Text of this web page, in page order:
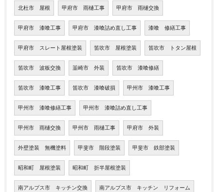
北杜市 屋根 甲府市 雨樋工事 甲府市 雨樋交換
甲府市 漆喰工事 甲府市 漆喰詰め直し工事 漆喰 修繕工事
甲府市 スレート屋根塗装 笛吹市 屋根塗装 笛吹市 トタン屋根
笛吹市 波板交換 韮崎市 外装 笛吹市 漆喰修繕
笛吹市 漆喰工事 笛吹市 漆喰破損 甲州市 漆喰工事
甲州市 漆喰修繕工事 甲州市 漆喰詰め直し工事
甲州市 雨樋交換 甲州市 雨樋工事 甲府市 外装
外壁塗装 無機塗料 甲斐市 階段塗装 甲斐市 鉄部塗装
昭和町 屋根塗装 昭和町 折半屋根塗装
南アルプス市 キッチン交換 南アルプス市 キッチン リフォーム